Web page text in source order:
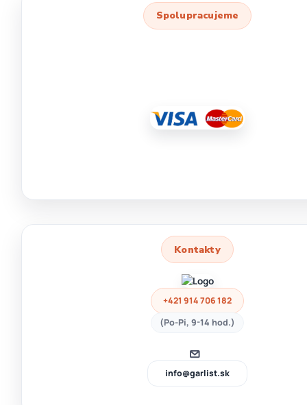
Spolupracujeme
Kontakty
+421 914 706 182
(Po-Pi, 9-14 hod.)
info@garlist.sk